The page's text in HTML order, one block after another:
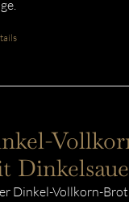
Dinkel-Vollkorn-